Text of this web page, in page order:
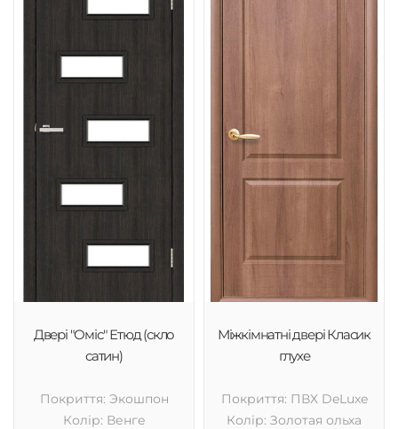
Двері "Оміс" Етюд (скло
сатин)
Покриття: Экошпон
Колір: Венге
Міжкімнатні двері Класик
глухе
Покриття: ПВХ DeLuxe
Колір: Золотая ольха